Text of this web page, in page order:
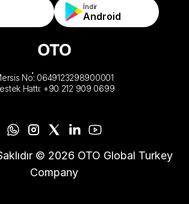
İndir
Android
No: 0649123298900001
Hattı: +90 212 909 0699
© 2026 OTO Global Turkey
Company